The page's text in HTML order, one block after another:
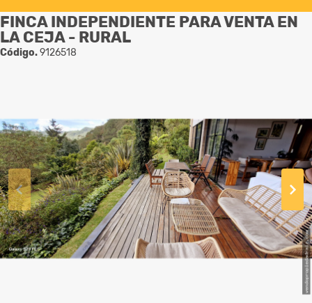
FINCA INDEPENDIENTE PARA VENTA EN
LA CEJA - RURAL
Código.9126518